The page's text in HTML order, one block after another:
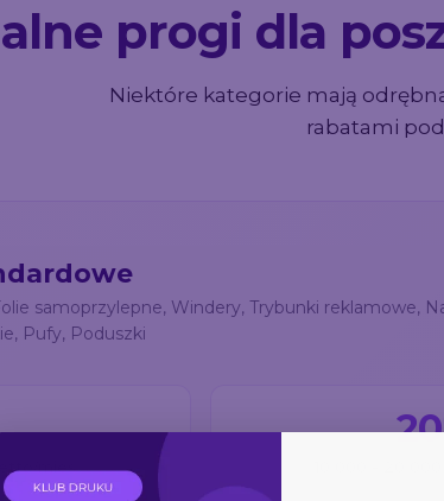
progi dla
Niektóre kategorie mają
rabatami
samoprzylepne, Windery, Trybunki
Pufy, Poduszki
mies.